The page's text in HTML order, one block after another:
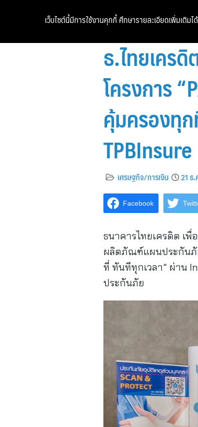
ธ.ไทยเคร
โครงการ
คุ้มครองทุ
TPBInsure
เศรษฐกิจ/การเงิน 21 ธ
Facebook
ธนาคารไทยเครดิต เ
ผลิตภัณฑ์แผนประกันภัย
ที่ ทันทีทุกเวลา” ผ่าน
ประกันภัย
เว็บไซต์นี้มีการใช้งานคุกกี้ ศึกษารายละเอียดเพิ่มเติมไ